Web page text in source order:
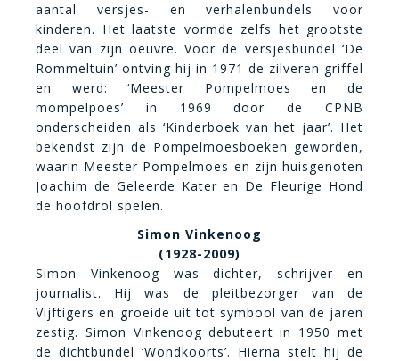
aantal versjes- en verhalenbundels voor
kinderen. Het laatste vormde zelfs het grootste
deel van zijn oeuvre. Voor de versjesbundel ‘De
Rommeltuin’ ontving hij in 1971 de zilveren griffel
en werd: ‘Meester Pompelmoes en de
mompelpoes’ in 1969 door de CPNB
onderscheiden als ‘Kinderboek van het jaar’. Het
bekendst zijn de Pompelmoesboeken geworden,
waarin Meester Pompelmoes en zijn huisgenoten
Joachim de Geleerde Kater en De Fleurige Hond
de hoofdrol spelen.
Simon Vinkenoog
(1928-2009)
Simon Vinkenoog was dichter, schrijver en
journalist. Hij was de pleitbezorger van de
Vijftigers en groeide uit tot symbool van de jaren
zestig. Simon Vinkenoog debuteert in 1950 met
de dichtbundel ‘Wondkoorts’. Hierna stelt hij de